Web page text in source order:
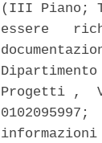
(III Piano;
essere
Progetti ,